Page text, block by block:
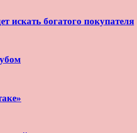
искать богатого покупателя